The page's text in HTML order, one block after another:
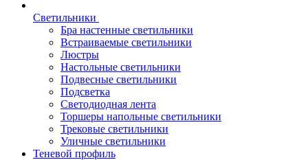
Светильники
Бра настенные светильники
Встраиваемые светильники
Люстры
Настольные светильники
Подвесные светильники
Подсветка
Светодиодная лента
Торшеры напольные светильники
Трековые светильники
Уличные светильники
Теневой профиль